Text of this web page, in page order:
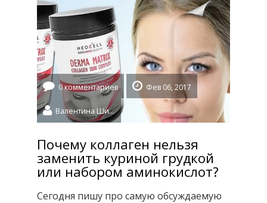
что размеры молекулы коллагена
просто не позволяют ей проникнуть […]
0 комментариев Фев 06, 2017
Валентина Шидловская
Почему коллаген нельзя
заменить куриной грудкой
или набором аминокислот?
Сегодня пишу про самую обсуждаемую